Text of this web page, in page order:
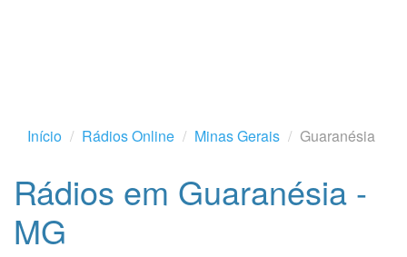
Início Rádios Online Minas Gerais Guaranésia
Rádios em Guaranésia -
MG